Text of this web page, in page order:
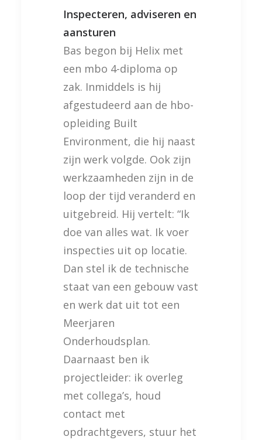
Inspecteren, adviseren en
aansturen
Bas begon bij Helix met
een mbo 4-diploma op
zak. Inmiddels is hij
afgestudeerd aan de hbo-
opleiding Built
Environment, die hij naast
zijn werk volgde. Ook zijn
werkzaamheden zijn in de
loop der tijd veranderd en
uitgebreid. Hij vertelt: “Ik
doe van alles wat. Ik voer
inspecties uit op locatie.
Dan stel ik de technische
staat van een gebouw vast
en werk dat uit tot een
Meerjaren
Onderhoudsplan.
Daarnaast ben ik
projectleider: ik overleg
met collega’s, houd
contact met
opdrachtgevers, stuur het